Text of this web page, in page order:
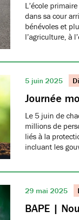
L’école
dans sa cour
bénévoles et
l’agriculture, à
5 juin 2025
Journée
Le 5 juin de
millions de
liés à la
incluant les
29 mai 2025
BAPE |